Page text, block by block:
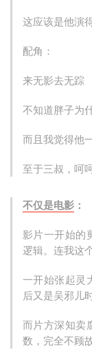
这应该是他演
配角：
来无影去无踪
不知道胖子为
而且我觉得他
至于三叔，呵
不仅是电影 ：
影片一开始的
逻辑。连我这
一开始张起灵
后又是吴邪儿
而片方深知卖
数，完全不顾